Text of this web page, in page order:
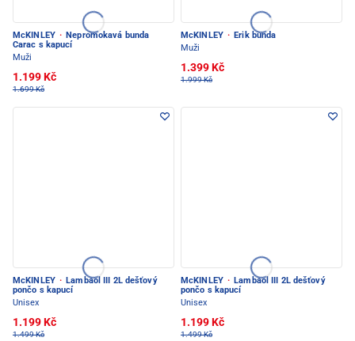
McKINLEY · Nepromokavá bunda
Carac s kapucí
Muži
1.199 Kč
1.699 Kč
McKINLEY · Erik bunda
Muži
1.399 Kč
1.999 Kč
McKINLEY · Lambaol III 2L dešťový
pončo s kapucí
Unisex
1.199 Kč
1.499 Kč
McKINLEY · Lambaol III 2L dešťový
pončo s kapucí
Unisex
1.199 Kč
1.499 Kč